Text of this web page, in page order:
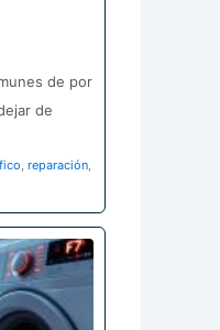
de por
de
, reparación,